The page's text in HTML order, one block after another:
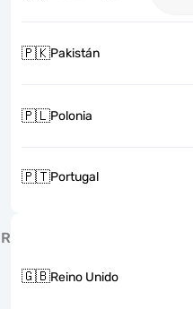
🇵🇰Pakistán
🇵🇱Polonia
🇵🇹Portugal
R
🇬🇧Reino Unido